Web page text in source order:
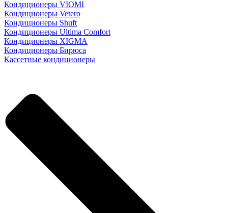
Кондиционеры VIOMI
Кондиционеры Vetero
Кондиционеры Shuft
Кондиционеры Ultima Comfort
Кондиционеры XIGMA
Кондиционеры Бирюса
Кассетные кондиционеры